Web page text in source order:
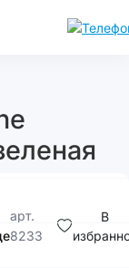
арт.
8233
В